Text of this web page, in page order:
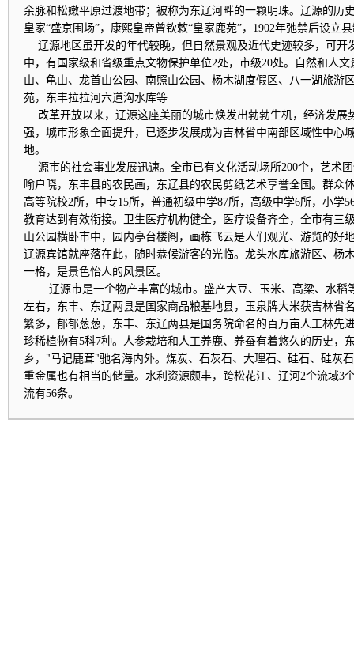
余脉和松嫩平原过渡地带；被称为东辽河畔的一颗明珠。辽源的历
皇家“盛京围场”，康熙皇帝曾钦敕“皇家鹿苑”，1902年弛禁后设立
辽源地区虽开发的年代较晚，但自然景观及近代史迹较多，可开
中，有国家级和省级重点文物保护单位2处，市级20处。自然和人
山、龟山、龙首山公园、南照山公园、杨木湖度假区、八一湖旅游
苑，东丰拉拉河六道沟水库等
改革开放以来，辽源这座美丽的城市焕发出勃勃生机，经济发展
强，城市形象全面提升，已逐步发展成为吉林省中南部区域性中心
地。
源市的社会事业发展迅速。全市已有文化活动场所200个，艺术
喻户晓，东丰县的农民画，东辽县的农民剪纸艺术享誉全国。群众
高等院校2所，中专15所，普通初级中学87所，高级中学6所，小学
教育达到有效衔接。卫生医疗机构健全，医疗设备齐全，全市有三
山公园横卧市中，园内亭台楼阁，画栋飞云是人们观光、游览的好
辽源宾馆就座落在此，随时恭候游客的光临。龙头水库旅游区、杨
一格，是景色怡人的风景区。
辽源市是一个物产丰富的城市。盛产大豆、玉米、高梁、水稻
左右，东丰、东辽两县是国家商品粮基地县，玉泉牌大米获吉林省
繁多，郁郁葱葱，东丰、东辽两县是国务院命名的百万亩人工林先
珍稀植物有5科7种。人参栽培和人工养鹿、养蚕有着悠久的历史，
乡，"马记鹿茸"驰名海内外。煤炭、石灰石、大理石、硅石、硅灰
重金属也有相当的储量。水利资源颇丰，跨松花江、辽河2个流域3
流有56条。